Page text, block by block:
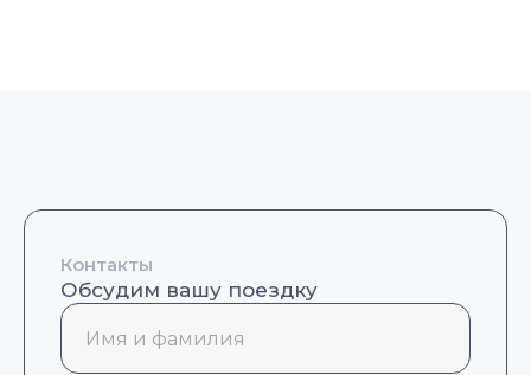
Контакты
Обсудим вашу поездку